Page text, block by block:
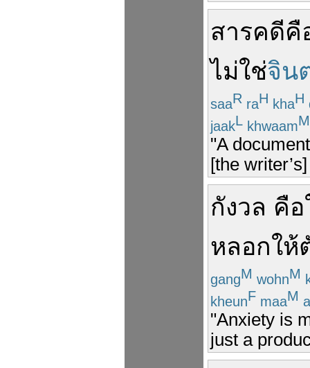
สารคดีคื
ไม่ใช่จิน
saaR raH khaH
jaakL khwaamM
"A
[the
กังวล คือ
หลอกให้
gangM wohnM
kheunF maaM
"Anxiety is
just a